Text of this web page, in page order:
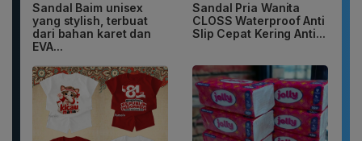
Sandal Baim unisex
yang stylish, terbuat
dari bahan karet dan
EVA...
Sandal Pria Wanita
CLOSS Waterproof Anti
Slip Cepat Kering Anti...